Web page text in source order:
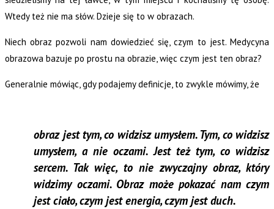
Wtedy też nie ma słów. Dzieje się to w obrazach.
Niech obraz pozwoli nam dowiedzieć się, czym to jest. Medycyna
obrazowa bazuje po prostu na obrazie, więc czym jest ten obraz?
Generalnie mówiąc, gdy podajemy definicje, to zwykle mówimy, że
obraz jest tym, co widzisz umysłem. Tym, co widzisz
umysłem, a nie oczami. Jest też tym, co widzisz
sercem. Tak więc, to nie zwyczajny obraz, który
widzimy oczami. Obraz może pokazać nam czym
jest ciało, czym jest energia, czym jest duch.